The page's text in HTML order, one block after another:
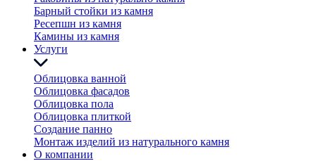
Барный стойки из камня
Ресепшн из камня
Камины из камня
Услуги
Облицовка ванной
Облицовка фасадов
Облицовка пола
Облицовка плиткой
Создание панно
Монтаж изделий из натурального камня
О компании